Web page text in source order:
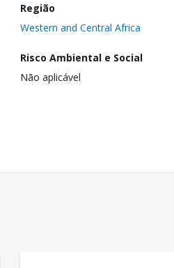
Região
Western and Central Africa
Risco Ambiental e Social
Não aplicável